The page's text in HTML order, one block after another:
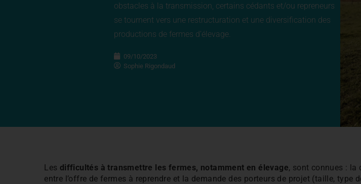
obstacles à la transmission, certains cédants et/ou repreneurs
se tournent vers une restructuration et une diversification des
productions de fermes d’élevage.
09/10/2023
Sophie Rigondaud
Les difficultés à transmettre les fermes, notamment en élevage, sont connues :
entre l’offre de fermes à reprendre et la demande des porteurs de projet (taille,